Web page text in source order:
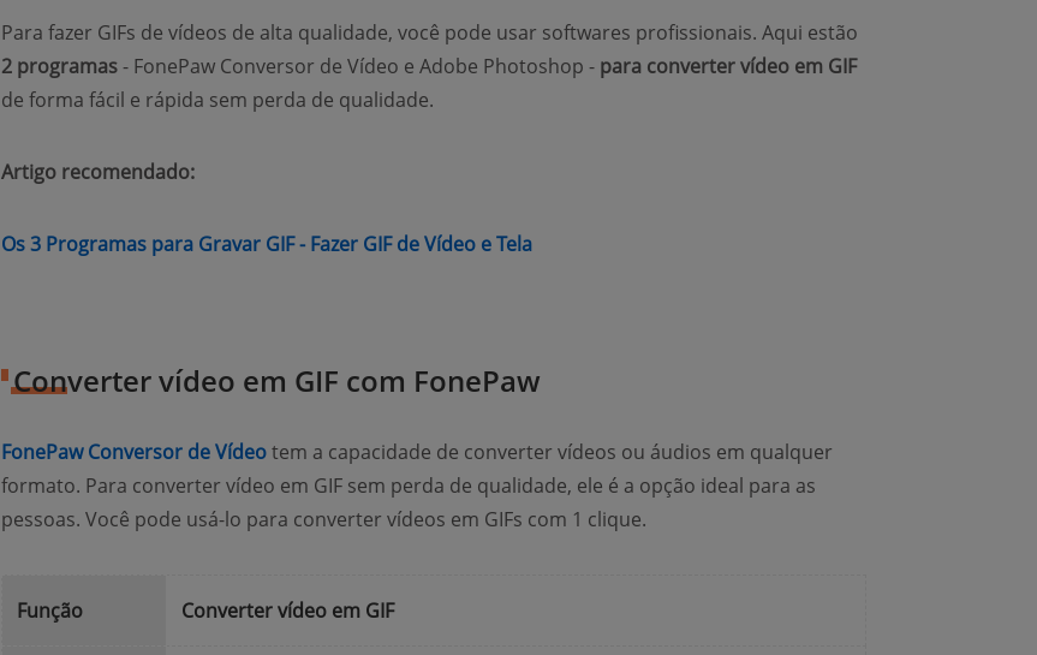
Para fazer GIFs de vídeos de alta qualidade, você pode usar softwares profissionais. Aqui estão
2 programas- FonePaw Conversor de Vídeo e Adobe Photoshop - para converter vídeo em GIF
de forma fácil e rápida sem perda de qualidade.
Artigo recomendado:
Os 3 Programas para Gravar GIF - Fazer GIF de Vídeo e Tela(opens new window)
Converter vídeo em GIF com FonePaw
FonePaw Conversor de Vídeo(opens new window)
tem a capacidade de converter vídeos ou áudios em qualquer
formato. Para converter vídeo em GIF sem perda de qualidade, ele é a opção ideal para as
pessoas. Você pode usá-lo para converter vídeos em GIFs com 1 clique.
Função Converter vídeo em GIF